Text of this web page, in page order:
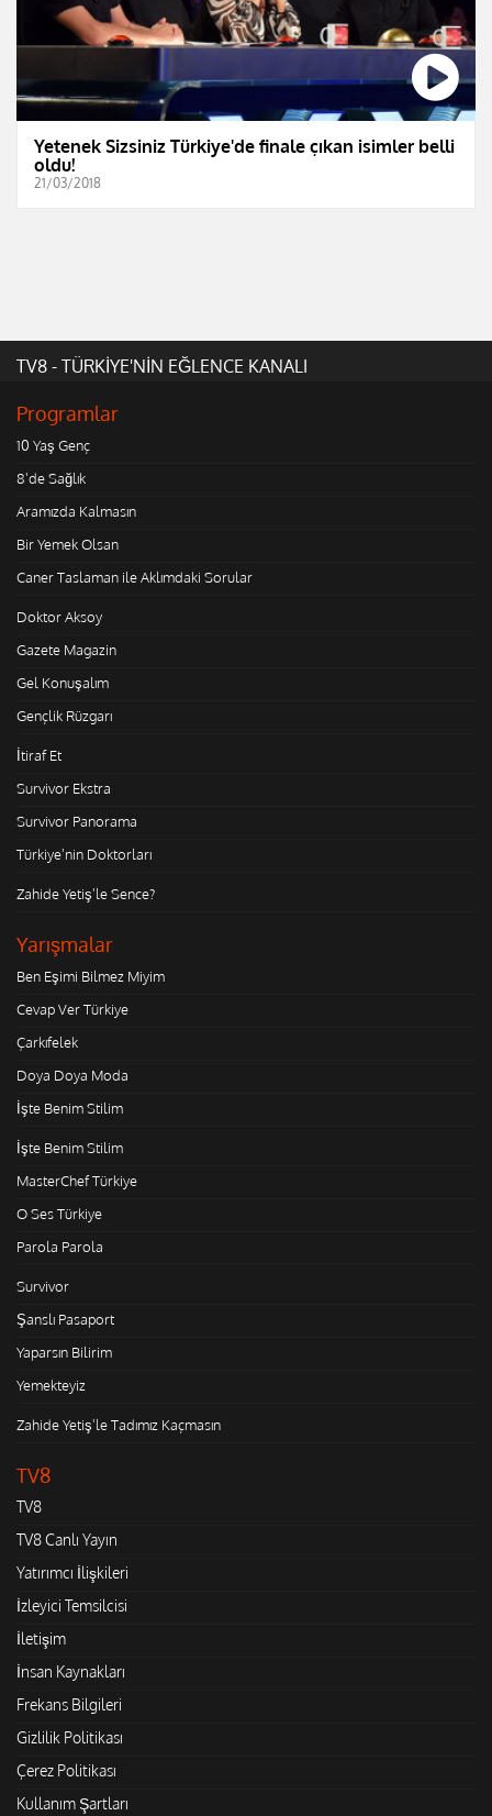
Yetenek Sizsiniz Türkiye'de finale çıkan isimler belli
oldu!
21/03/2018
TV8 - TÜRKİYE'NİN EĞLENCE KANALI
Programlar
10 Yaş Genç
8'de Sağlık
Aramızda Kalmasın
Bir Yemek Olsan
Caner Taslaman ile Aklımdaki Sorular
Doktor Aksoy
Gazete Magazin
Gel Konuşalım
Gençlik Rüzgarı
İtiraf Et
Survivor Ekstra
Survivor Panorama
Türkiye'nin Doktorları
Zahide Yetiş'le Sence?
Yarışmalar
Ben Eşimi Bilmez Miyim
Cevap Ver Türkiye
Çarkıfelek
Doya Doya Moda
İşte Benim Stilim
İşte Benim Stilim
MasterChef Türkiye
O Ses Türkiye
Parola Parola
Survivor
Şanslı Pasaport
Yaparsın Bilirim
Yemekteyiz
Zahide Yetiş'le Tadımız Kaçmasın
TV8
TV8
TV8 Canlı Yayın
Yatırımcı İlişkileri
İzleyici Temsilcisi
İletişim
İnsan Kaynakları
Frekans Bilgileri
Gizlilik Politikası
Çerez Politikası
Kullanım Şartları